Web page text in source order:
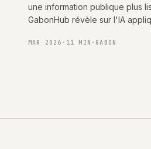
une information publique plus
GabonHub révèle sur l'IA
MAR 2026 · 11 MIN · GABON